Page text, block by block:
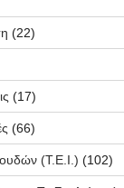
(22)
(17)
(66)
(T.E.I.) (102)